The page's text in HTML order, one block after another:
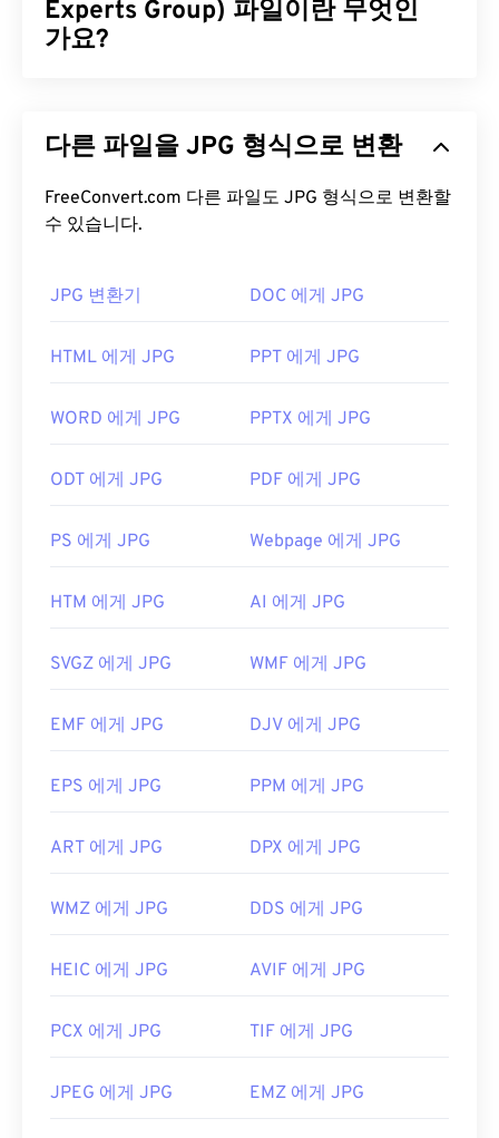
Experts Group) 파일이란 무엇인
가요?
파일 형식입니다. JPG는 뛰어난 압축률 덕분에 널리
인터넷 전송 및 웹사이트 사용에 매우 적합합니다. 저
희의JPEG 압축
더 나은 압축률이 필요하다면JPG를 WebP로
일 형식입니다.
JPG 파일을 인식하고 열 수 있습니다. JPG 파일을 두
택하여 파일을 열려면 마우스 오른쪽 버튼을 클릭하
JPG 파일은
과 같은 인기 웹 브라우저,
Apple Preview와 같은 Mac OS 애플리케이션에서
면이미지 크기 조정
도구를 사용하세요.
최초 출시:
관련 JPG 도구:
세요
다른 파일을 JPG 형식으로 변환
FreeConvert.com 다른 파일도 JPG 형식으로 변환할
수 있습니다.
JPG 변환기 DOC 에게 JPG
HTML 에게 JPG PPT 에게 JPG
WORD 에게 JPG PPTX 에게 JPG
ODT 에게 JPG PDF 에게 JPG
PS 에게 JPG Webpage 에게 JPG
HTM 에게 JPG AI 에게 JPG
SVGZ 에게 JPG WMF 에게 JPG
EMF 에게 JPG DJV 에게 JPG
EPS 에게 JPG PPM 에게 JPG
ART 에게 JPG DPX 에게 JPG
WMZ 에게 JPG DDS 에게 JPG
HEIC 에게 JPG AVIF 에게 JPG
PCX 에게 JPG TIF 에게 JPG
JPEG 에게 JPG EMZ 에게 JPG